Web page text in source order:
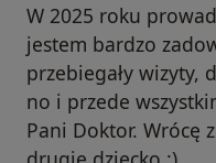
W 2025 roku
jestem bardzo
przebiegały wizyty,
no i przede
Pani Doktor. Wrócę